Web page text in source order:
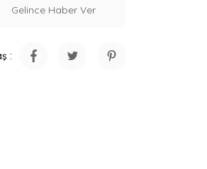
Gelince Haber Ver
: